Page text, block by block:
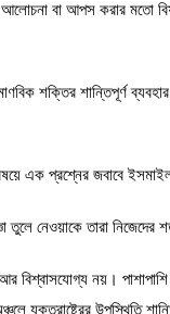
বা আপস করার মতো
শক্তির শান্তিপূর্ণ
এক প্রশ্নের জবাবে
তুলে নেওয়াকে তারা
বিশ্বাসযোগ্য নয়।
যুক্তরাষ্ট্রের উপস্থিতি